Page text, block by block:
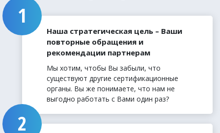
Наша стратегическая цель – Ваши
повторные обращения и
рекомендации партнерам
Мы хотим, чтобы Вы забыли, что
существуют другие сертификационные
органы. Вы же понимаете, что нам не
выгодно работать с Вами один раз?